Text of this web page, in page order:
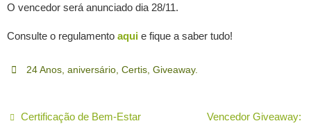
O vencedor será anunciado dia 28/11.
Consulte o regulamento aqui e fique a saber tudo!
24 Anos, aniversário, Certis, Giveaway.
Certificação de Bem-Estar
Vencedor Giveaway: